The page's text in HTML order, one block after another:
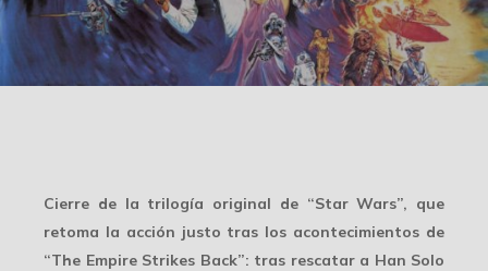
Cierre de la trilogía original de “Star Wars”, que
retoma la acción justo tras los acontecimientos de
“The Empire Strikes Back”: tras rescatar a Han Solo